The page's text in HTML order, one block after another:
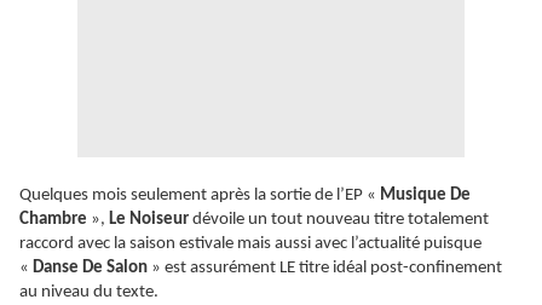
Quelques mois seulement après la sortie de l’EP « Musique De
Chambre », Le Noiseur dévoile un tout nouveau titre totalement
raccord avec la saison estivale mais aussi avec l’actualité puisque
« Danse De Salon » est assurément LE titre idéal post-confinement
au niveau du texte.